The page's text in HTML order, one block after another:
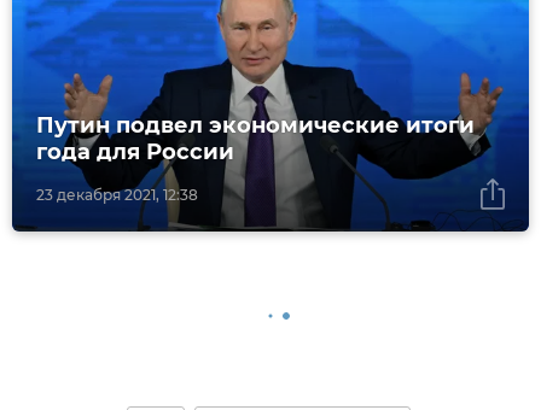
23 декабря 2021, 12:38
Путин подвел экономические итоги
года для России